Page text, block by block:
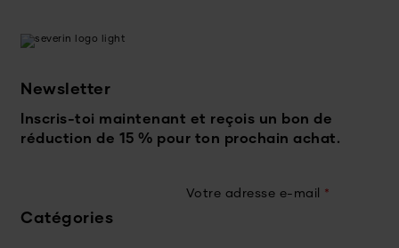
Newsletter
Inscris-toi maintenant et reçois un bon de
réduction de 15 % pour ton prochain achat.
Votre adresse e-mail *
Catégories